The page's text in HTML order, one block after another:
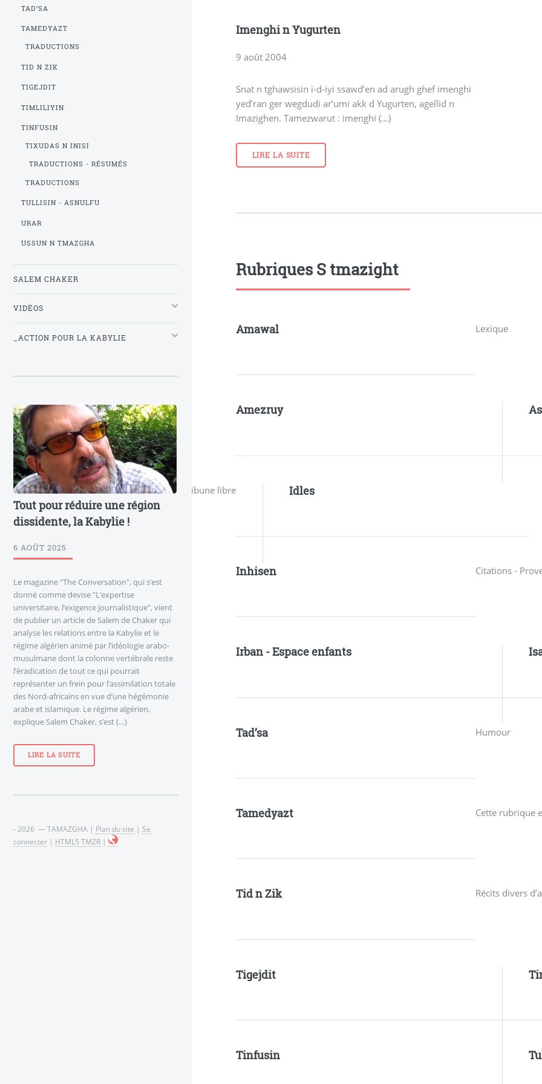
Imenghi n Yugurten
9 août 2004
Snat n tghawsisin i-d-iyi ssawd’en ad arugh ghef imenghi
yed’ran ger wegdudi ar’umi akk d Yugurten, agellid n
Imazighen. Tamezwarut : imenghi (…)
LIRE LA SUITE
Rubriques S tmazight
Amawal Lexique
Amezruy
Tribune libre Idles
Inhisen Citations -
Irban - Espace enfants
Tad’sa Humour
Tamedyazt Cette rubrique
Tid n Zik Récits divers
Tigejdit
Tinfusin
TAD’SA
TAMEDYAZT
TRADUCTIONS
TID N ZIK
TIGEJDIT
TIMLILIYIN
TINFUSIN
TIXUDAS N INISI
TRADUCTIONS - RÉSUMÉS
TRADUCTIONS
TULLISIN - ASNULFU
URAR
USSUN N TMAZGHA
SALEM CHAKER
VIDÉOS
_ACTION POUR LA KABYLIE
Tout pour réduire une région
dissidente, la Kabylie !
6 AOÛT 2025
Le magazine "The Conversation", qui s’est
donné comme devise "L’expertise
universitaire, l’exigence journalistique", vient
de publier un article de Salem de Chaker qui
analyse les relations entre la Kabylie et le
régime algérien animé par l’idéologie arabo-
musulmane dont la colonne vertébrale reste
l’éradication de tout ce qui pourrait
représenter un frein pour l’assimilation totale
des Nord-africains en vue d’une hégémonie
arabe et islamique. Le régime algérien,
explique Salem Chaker, s’est (…)
LIRE LA SUITE
- 2026 — TAMAZGHA | Plan du site | Se
connecter | HTML5 TMZR |